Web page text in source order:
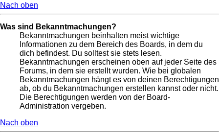
Nach oben
Was sind Bekanntmachungen?
Bekanntmachungen beinhalten meist wichtige
Informationen zu dem Bereich des Boards, in dem du
dich befindest. Du solltest sie stets lesen.
Bekanntmachungen erscheinen oben auf jeder Seite des
Forums, in dem sie erstellt wurden. Wie bei globalen
Bekanntmachungen hängt es von deinen Berechtigungen
ab, ob du Bekanntmachungen erstellen kannst oder nicht.
Die Berechtigungen werden von der Board-
Administration vergeben.
Nach oben